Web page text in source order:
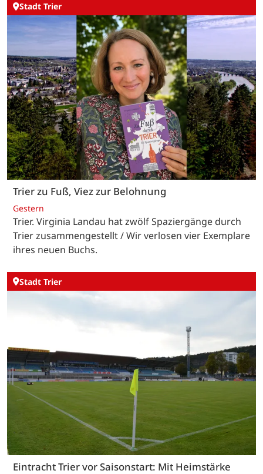
Stadt Trier
Trier zu Fuß, Viez zur Belohnung
Gestern
Trier. Virginia Landau hat zwölf Spaziergänge durch
Trier zusammengestellt / Wir verlosen vier Exemplare
ihres neuen Buchs.
Stadt Trier
Eintracht Trier vor Saisonstart: Mit Heimstärke